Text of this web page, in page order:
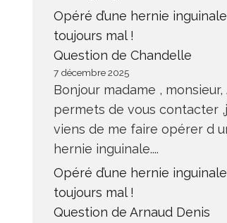
Opéré d’une hernie inguinale,
toujours mal !
Question de Chandelle
7 décembre 2025
Bonjour madame , monsieur,
permets de vous contacter
viens de me faire opérer d
hernie inguinale....
Opéré d’une hernie inguinale,
toujours mal !
Question de Arnaud Denis